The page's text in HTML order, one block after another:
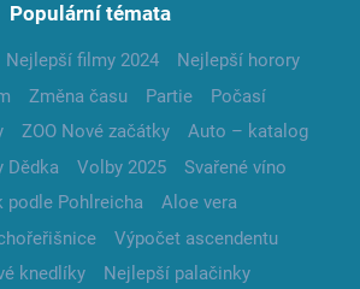
Populární témata
Nejlepší filmy 2024
Nejlepší horory
Změna času Partie
Počasí
ZOO Nové začátky
Auto – katalog
Dědka
Volby 2025
Svařené víno
podle Pohlreicha
Aloe vera
Výpočet ascendentu
knedlíky
Nejlepší palačinky